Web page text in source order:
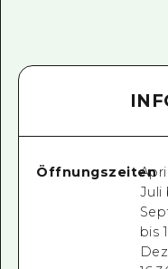
Öffnungszeiten
Juli
bis